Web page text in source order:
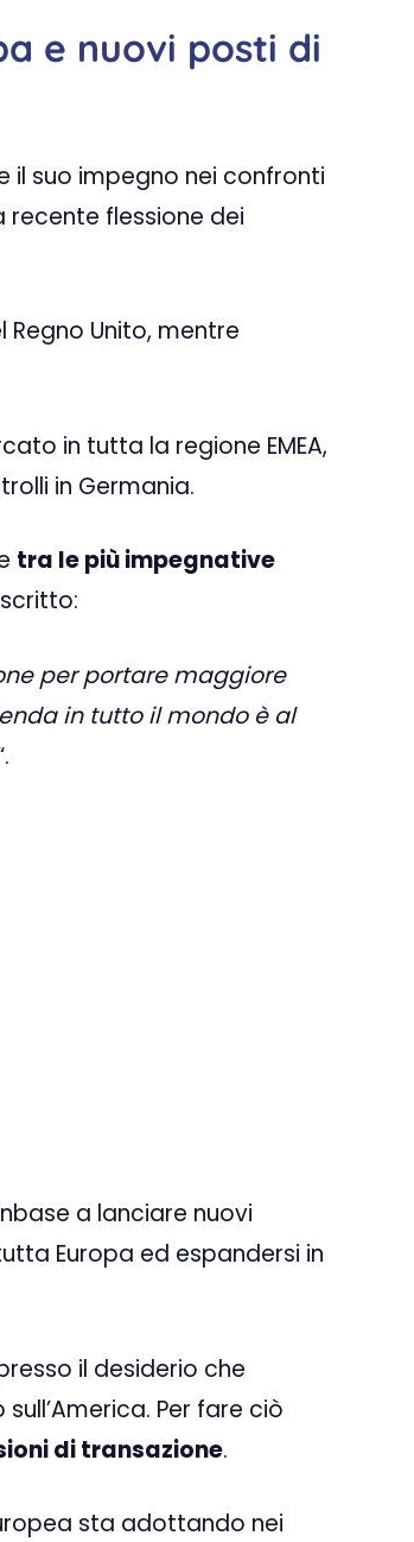
e nuovi posti di
il suo impegno nei confronti
recente flessione dei
Unito, mentre
in tutta la regione EMEA,
in Germania.
tra le più impegnative
per portare maggiore
in tutto il mondo è al
a lanciare nuovi
Europa ed espandersi in
il desiderio che
Per fare ciò
di transazione.
sta adottando nei